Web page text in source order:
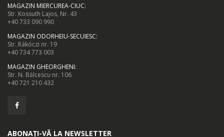
MAGAZIN MIERCUREA-CIUC:
Str. Kossuth Lajos, Nr. 43
+40 733 090 990
MAGAZIN ODORHEIU-SECUIESC:
Str. Rákóczi nr. 19
+40 734 773 003
MAGAZIN GHEORGHENI:
Str. N. Bălcescu nr. 106
+40 721 210 432
ABONAȚI-VĂ LA NEWSLETTER